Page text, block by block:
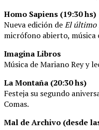
Homo Sapiens (19:30 hs)
Nueva edición deEl último
micrófono abierto, música
Imagina Libros
Música de Mariano Rey y
La Montaña (20:30 hs)
Festeja su segundo
Comas.
Mal de Archivo (desde